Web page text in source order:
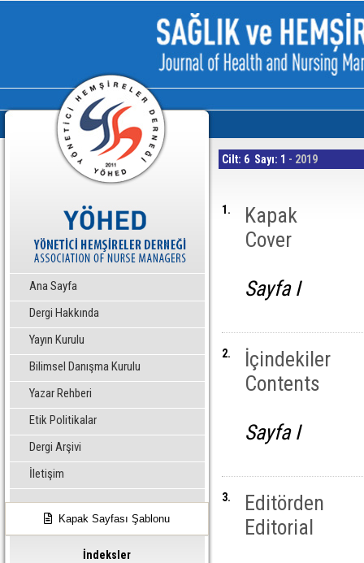
Ana Sayfa
Dergi Hakkında
Yayın Kurulu
Bilimsel Danışma Kurulu
Yazar Rehberi
Etik Politikalar
Dergi Arşivi
İletişim
Kapak Sayfası Şablonu
İndeksler
Cilt: 6 Sayı: 1 - 2019
1.
Kapak
Cover
Sayfa I
2.
İçindekiler
Contents
Sayfa I
3.
Editörden
Editorial